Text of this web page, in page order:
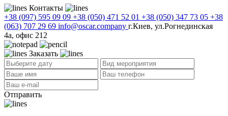
Контакты
+38 (097) 595 09 09 +38 (050) 471 52 01 +38 (050) 347 73 05 +38
(063) 707 29 69 info@oscar.company г.Киев, ул.Рогнединская
4а, офис 212
Заказать
Отправить